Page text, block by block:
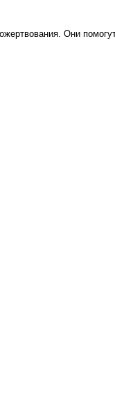
Они